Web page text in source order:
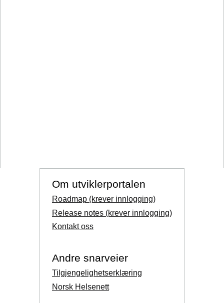
Om utviklerportalen
Roadmap (krever innlogging)
Release notes (krever innlogging)
Kontakt oss
Andre snarveier
Tilgjengelighetserklæring
Norsk Helsenett